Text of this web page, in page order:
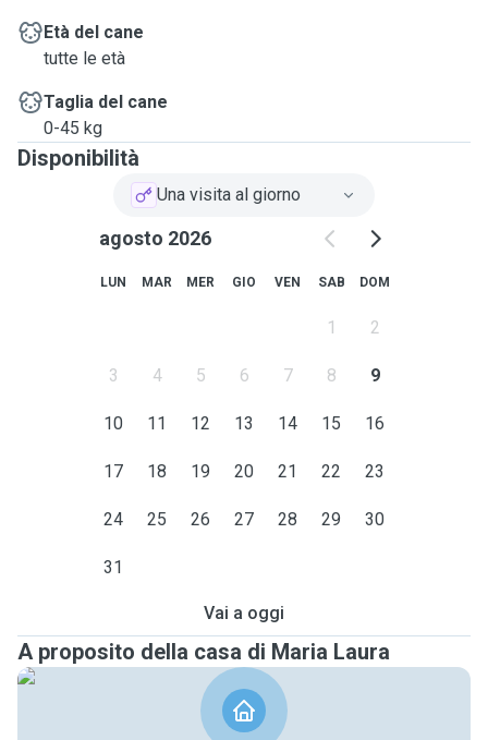
Età del cane
tutte le età
Taglia del cane
0-45 kg
Disponibilità
Una visita al giorno
agosto 2026
LUN MAR MER GIO VEN SAB DOM
1 2
3 4 5 6 7 8 9
10 11 12 13 14 15 16
17 18 19 20 21 22 23
24 25 26 27 28 29 30
31
Vai a oggi
A proposito della casa di Maria Laura